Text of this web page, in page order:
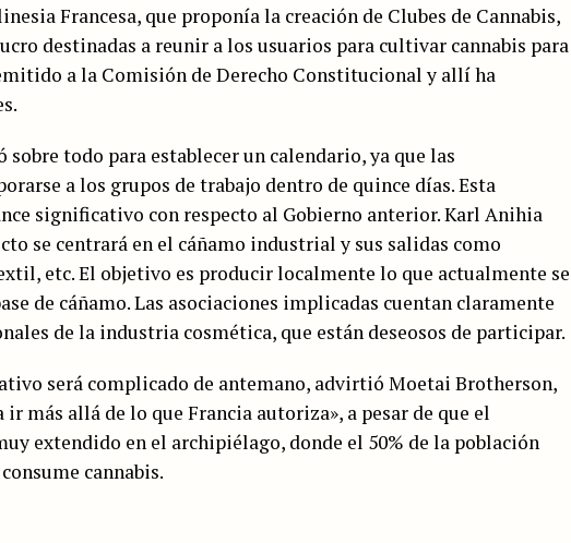
Francesa, que proponía la creación de Clubes de Cannabis,
destinadas a reunir a los usuarios para cultivar cannabis para
a la Comisión de Derecho Constitucional y allí ha
todo para establecer un calendario, ya que las
a los grupos de trabajo dentro de quince días. Esta
significativo con respecto al Gobierno anterior. Karl Anihia
se centrará en el cáñamo industrial y sus salidas como
etc. El objetivo es producir localmente lo que actualmente se
de cáñamo. Las asociaciones implicadas cuentan claramente
de la industria cosmética, que están deseosos de participar.
será complicado de antemano, advirtió Moetai Brotherson,
más allá de lo que Francia autoriza», a pesar de que el
extendido en el archipiélago, donde el 50% de la población
cannabis.